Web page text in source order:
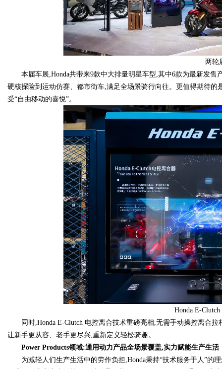
两轮
本届车展,Honda共带来9款中大排量明星车型,其中6款为最新发售
硬核探险到运动仿赛、都市街车,满足全场景骑行向往。更值得期待
受“自由移动的喜悦”。
Honda E-
同时,Honda E-Clutch 电控离合技术重磅亮相,无需手动操控离合
让新手更从容、老手更尽兴,重新定义轻松骑趣。
Power Products领域:通用动力产品全场景覆盖,实力赋能生产生活
为减轻人们生产生活中的劳作负担,Honda秉持“技术服务于人”